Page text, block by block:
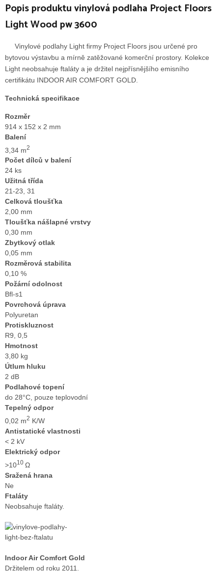
Popis produktu vinylová podlaha Project Floors
Light Wood pw 3600
Vinylové podlahy Light firmy Project Floors jsou určené pro
bytovou výstavbu a mírně zatěžované komerční prostory. Kolekce
Light neobsahuje ftaláty a je držitel nejpřísnějšího emisního
certifikátu INDOOR AIR COMFORT GOLD.
Technická specifikace
Rozměr
914 x 152 x 2 mm
Balení
3,34 m2
Počet dílců v balení
24 ks
Užitná třída
21-23, 31
Celková tloušťka
2,00 mm
Tloušťka nášlapné vrstvy
0,30 mm
Zbytkový otlak
0,05 mm
Rozměrová stabilita
0,10 %
Požární odolnost
Bfl-s1
Povrchová úprava
Polyuretan
Protiskluznost
R9, 0,5
Hmotnost
3,80 kg
Útlum hluku
2 dB
Podlahové topení
do 28°C, pouze teplovodní
Tepelný odpor
0,02 m2 K/W
Antistatické vlastnosti
< 2 kV
Elektrický odpor
>1010 Ω
Sražená hrana
Ne
Ftaláty
Neobsahuje ftaláty.
Indoor Air Comfort Gold
Držitelem od roku 2011.